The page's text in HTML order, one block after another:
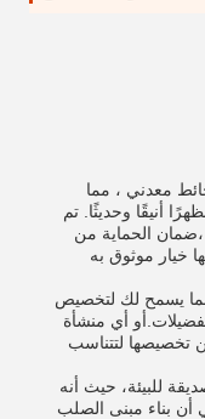
معدني ، مما
أنيقًا وحديثًا. تم
الحماية من
خيار موثوق به
يسمح لك لتخصيص
أي منشأة
تخصيصها لتتناسب
للبيئة، حيث أنه
100٪. وهذا يعني أن بناء مبنى الصلب